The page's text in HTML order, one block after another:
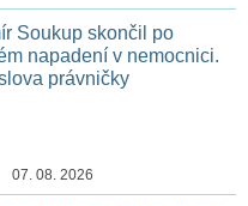
Soukup skončil po
napadení v nemocnici.
právničky
07. 08. 2026